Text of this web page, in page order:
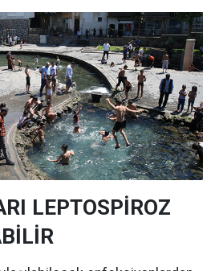
LEPTOSPİROZ